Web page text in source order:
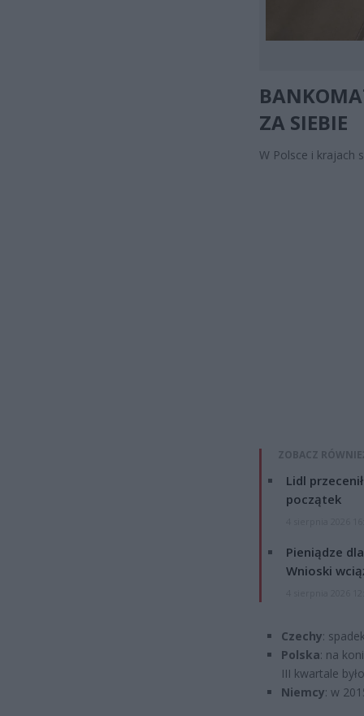
ZA SIEBIE
W Polsce i krajach
ZOBACZ
Lidl
początek
Pieniądze
Wnioski
Czechy:
Polska: na
III kwartale
Niemcy: w